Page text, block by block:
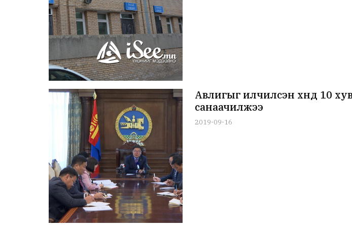
Авлигыг илчилсэн хүнд 10
санаачилжээ
2019-09-16